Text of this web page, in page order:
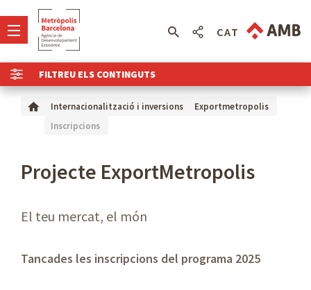
FILTREU ELS CONTINGUTS
CAT
Internacionalització i inversions
Exportmetropolis
Inscripcions
Projecte ExportMetropolis
El teu mercat, el món
Tancades les inscripcions del programa 2025